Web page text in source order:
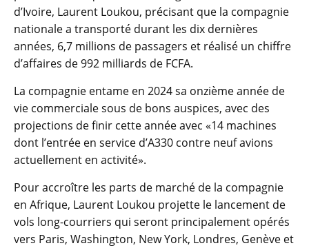
d’Ivoire, Laurent Loukou, précisant que la compagnie
nationale a transporté durant les dix dernières
années, 6,7 millions de passagers et réalisé un chiffre
d’affaires de 992 milliards de FCFA.
La compagnie entame en 2024 sa onzième année de
vie commerciale sous de bons auspices, avec des
projections de finir cette année avec «14 machines
dont l’entrée en service d’A330 contre neuf avions
actuellement en activité».
Pour accroître les parts de marché de la compagnie
en Afrique, Laurent Loukou projette le lancement de
vols long-courriers qui seront principalement opérés
vers Paris, Washington, New York, Londres, Genève et